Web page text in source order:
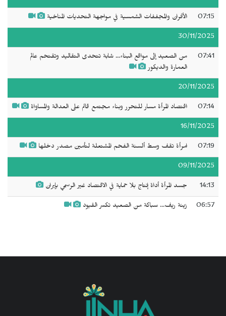
07:15 الأفران والمجففات الشمسية في مواجهة التحديات المناخية
30/11/2025
07:41
من الصعيد إلى مواقع البناء... شابة تتحدى التقاليد وتقتحم عالم
العمارة والديكور
20/11/2025
07:14 اقتصاد المرأة مسار للتحرر وبناء مجتمع قائم على العدالة والمساواة
16/11/2025
07:19 امرأة تقف وسط ألسنة الفحم المشتعلة لتأمين مصدر دخلها
09/11/2025
14:13 جسد المرأة أداة إنتاج بلا حماية في الاقتصاد غير الرسمي بإيران
06:57 زينة ريف... سباكة من الصعيد تكسر القيود